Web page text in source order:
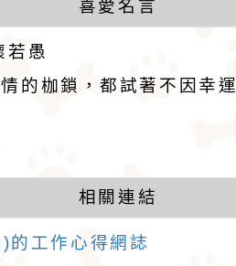
喜愛名言
若愚
的枷鎖，都試著不因幸
相關連結
工作心得網誌